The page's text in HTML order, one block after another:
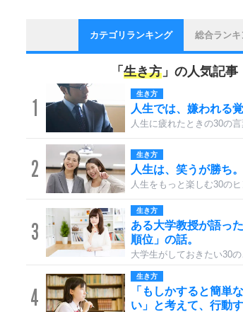
カテゴリランキング 総合ランキ
「 生き方 」の人気記事
1
生き方
人生では、嫌われる
人生に疲れたときの30の
2
生き方
人生は、笑うが勝ち。
人生をもっと楽しむ30のヒ
3
生き方
ある大学教授が語っ
順位」の話。
大学生がしておきたい30の
4
生き方
「もしかすると簡単
い」と考えて、行動す